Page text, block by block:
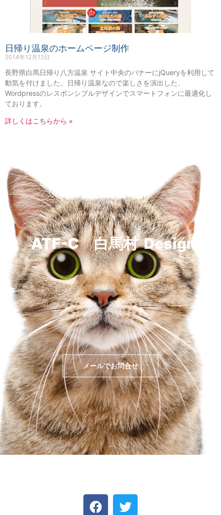
日帰り温泉のホームページ制作
2014年12月12日
長野県白馬日帰り八方温泉 サイト中央のバナーにjQueryを利用して
動気を付けました。日帰り温泉なので楽しさを演出した、
Wordpressのレスポンシブルデザインでスマートフォンに最適化し
ております。
詳しくはこちらから »
ATF-C 白馬村Design
私たちは、あなたの課題解決・問題解決をWEｂ・デジ
タルツール・マーケティングで行うお手伝いをいたしま
す。
メールでお問合せ